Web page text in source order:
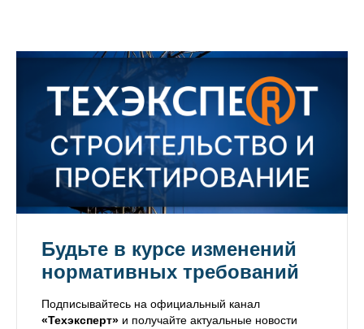
Будьте в курсе изменений
нормативных требований
Подписывайтесь на официальный канал
«Техэксперт» и получайте актуальные новости